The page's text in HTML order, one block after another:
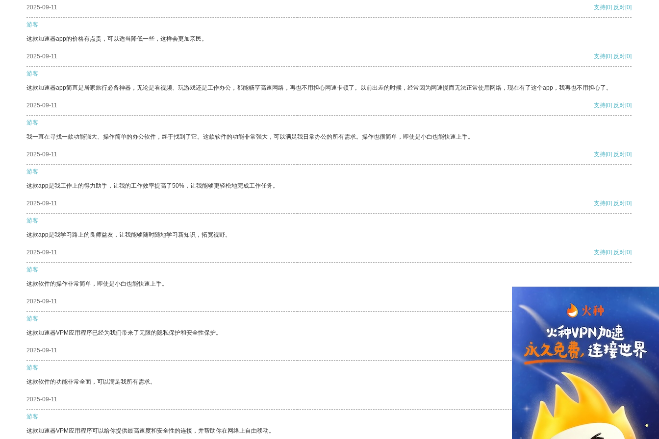
2025-09-11 支持[0] 反对[0]
游客
这款加速器app的价格有点贵，可以适当降低一些，这样会更加亲民。
2025-09-11 支持[0] 反对[0]
游客
这款加速器app简直是居家旅行必备神器，无论是看视频、玩游戏还是工作办公，都能畅享高速网络，再也不用担心网速卡顿了。以前出差的时候，经常因为网速慢而无法正常使用网络，现在有了这个app，我再也不用担心了。
2025-09-11 支持[0] 反对[0]
游客
我一直在寻找一款功能强大、操作简单的办公软件，终于找到了它。这款软件的功能非常强大，可以满足我日常办公的所有需求。操作也很简单，即使是小白也能快速上手。
2025-09-11 支持[0] 反对[0]
游客
这款app是我工作上的得力助手，让我的工作效率提高了50%，让我能够更轻松地完成工作任务。
2025-09-11 支持[0] 反对[0]
游客
这款app是我学习路上的良师益友，让我能够随时随地学习新知识，拓宽视野。
2025-09-11 支持[0] 反对[0]
游客
这款软件的操作非常简单，即使是小白也能快速上手。
2025-09-11
游客
这款加速器VPM应用程序已经为我们带来了无限的隐私保护和安全性保护。
2025-09-11 支持 [0] 反对[0]
游客
这款软件的功能非常全面，可以满足我所有需求。
2025-09-11 支持[0] 反对
游客
这款加速器VPM应用程序可以给你提供最高速度和安全性的连接，并帮助你在网络上自由移动。